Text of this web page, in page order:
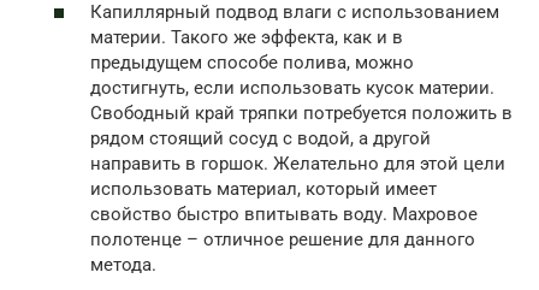
Капиллярный подвод влаги с использованием
материи. Такого же эффекта, как и в
предыдущем способе полива, можно
достигнуть, если использовать кусок материи.
Свободный край тряпки потребуется положить в
рядом стоящий сосуд с водой, а другой
направить в горшок. Желательно для этой цели
использовать материал, который имеет
свойство быстро впитывать воду. Махровое
полотенце – отличное решение для данного
метода.